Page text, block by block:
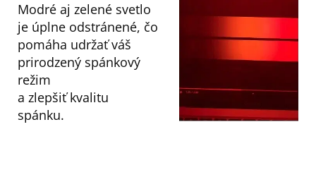
Modré aj zelené svetlo
je úplne odstránené, čo
pomáha udržať váš
prirodzený spánkový
režim
a zlepšiť kvalitu
spánku.